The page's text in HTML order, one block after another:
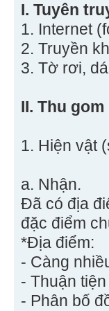
I. Tuyên
1. Internet
2. Truyền
3. Tờ rơi,
II. Thu gom
1. Hiện vật
a. Nhận.
Đã có địa
đặc điểm
*Địa điểm:
- Càng
- Thuận
- Phân bố